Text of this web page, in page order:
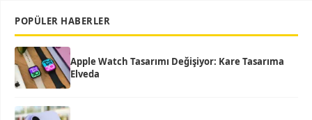
POPÜLER HABERLER
Apple Watch Tasarımı Değişiyor: Kare Tasarıma
Elveda